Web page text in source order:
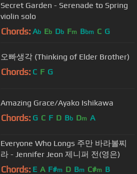
Secret Garden - Serenade to Spring
violin solo
Chords: Ab Eb Db Fm Bbm C G
오빠생각 (Thinking of Elder Brother)
Chords: C F G
Amazing Grace/Ayako Ishikawa
Chords: G C F D Bb Dm A
Everyone Who Longs 주만 바라볼찌
라 - Jennifer Jeon 제니퍼 전(영은)
Chords: E A F#m D Bm C#m B